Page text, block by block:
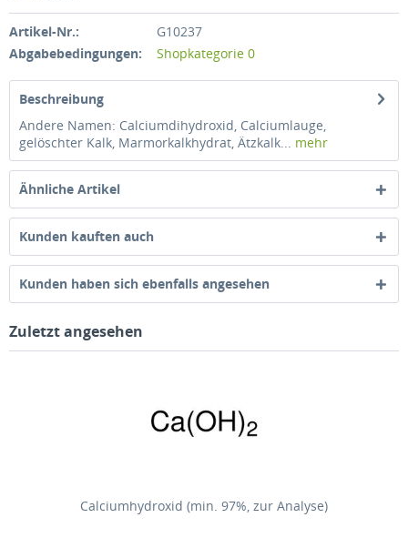
Artikel-Nr.:
G10237
Abgabebedingungen:
Shopkategorie 0
Beschreibung
Andere Namen: Calciumdihydroxid, Calciumlauge,
gelöschter Kalk, Marmorkalkhydrat, Ätzkalk... mehr
Ähnliche Artikel
Kunden kauften auch
Kunden haben sich ebenfalls angesehen
Zuletzt angesehen
Calciumhydroxid (min. 97%, zur Analyse)